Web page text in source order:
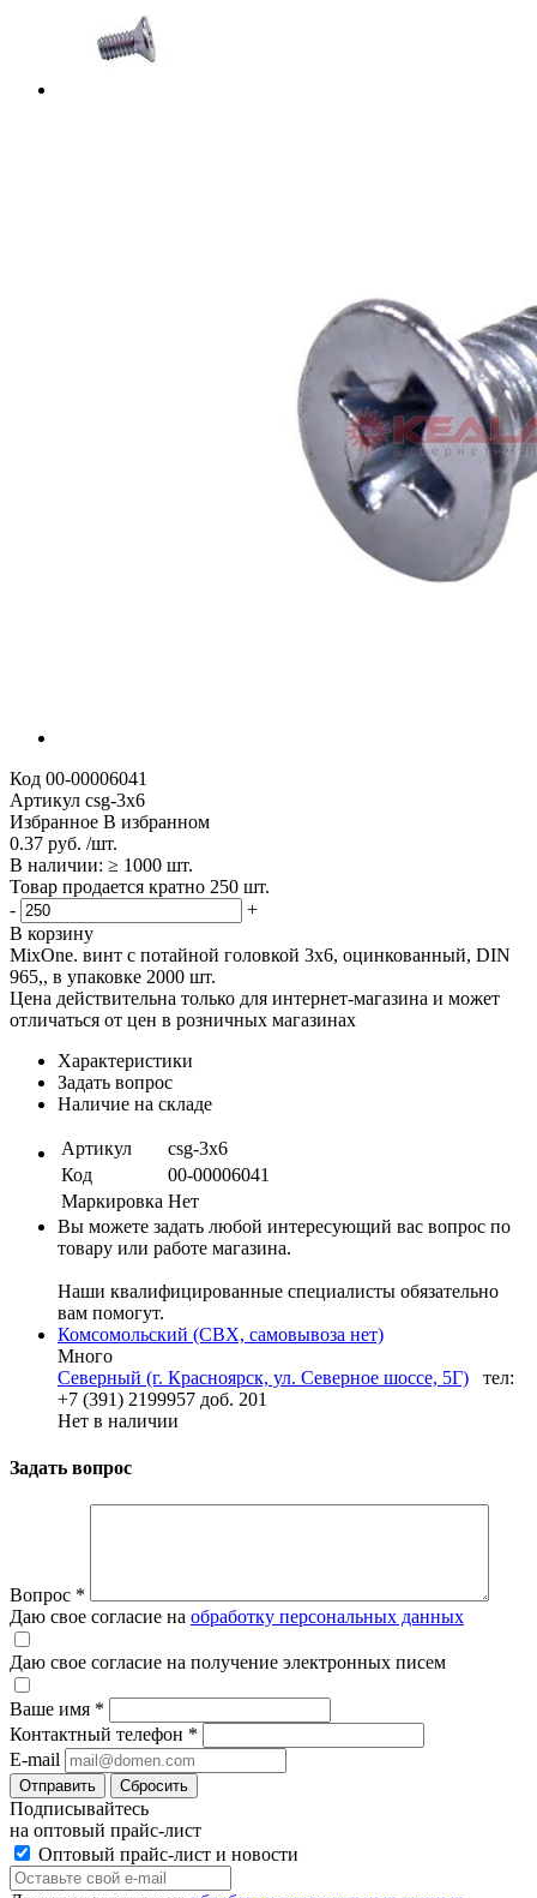
Код 00-00006041
Артикул csg-3x6
Избранное В избранном
0.37 руб. /шт.
В наличии: ≥ 1000 шт.
Товар продается кратно 250 шт.
-
+
В корзину
MixOne. винт с потайной головкой 3x6, оцинкованный, DIN
965,, в упаковке 2000 шт.
Цена действительна только для интернет-магазина и может
отличаться от цен в розничных магазинах
Характеристики
Задать вопрос
Наличие на складе
Артикул
csg-3x6
Код
00-00006041
Маркировка Нет
Вы можете задать любой интересующий вас вопрос по
товару или работе магазина.
Наши квалифицированные специалисты обязательно
вам помогут.
Комсомольский (СВХ, самовывоза нет)
Много
Северный (г. Красноярск, ул. Северное шоссе, 5Г)
тел:
+7 (391) 2199957 доб. 201
Нет в наличии
Задать вопрос
Вопрос *
Даю свое согласие на обработку персональных данных
Даю свое согласие на получение электронных писем
Ваше имя *
Контактный телефон *
E-mail
Отправить Сбросить
Подписывайтесь
на оптовый прайс-лист
Оптовый прайс-лист и новости